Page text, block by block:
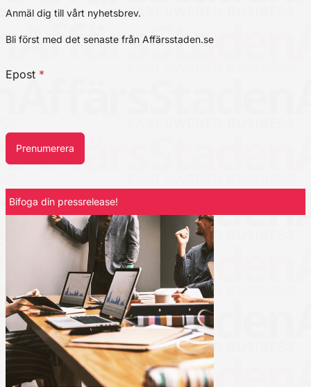
Anmäl dig till vårt nyhetsbrev.
Bli först med det senaste från Affärsstaden.se
Epost *
Prenumerera
Bifoga din pressrelease!